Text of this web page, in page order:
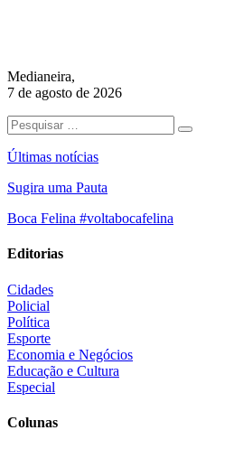
Medianeira,
7 de agosto de 2026
Últimas notícias
Sugira uma Pauta
Boca Felina #voltabocafelina
Editorias
Cidades
Policial
Política
Esporte
Economia e Negócios
Educação e Cultura
Especial
Colunas